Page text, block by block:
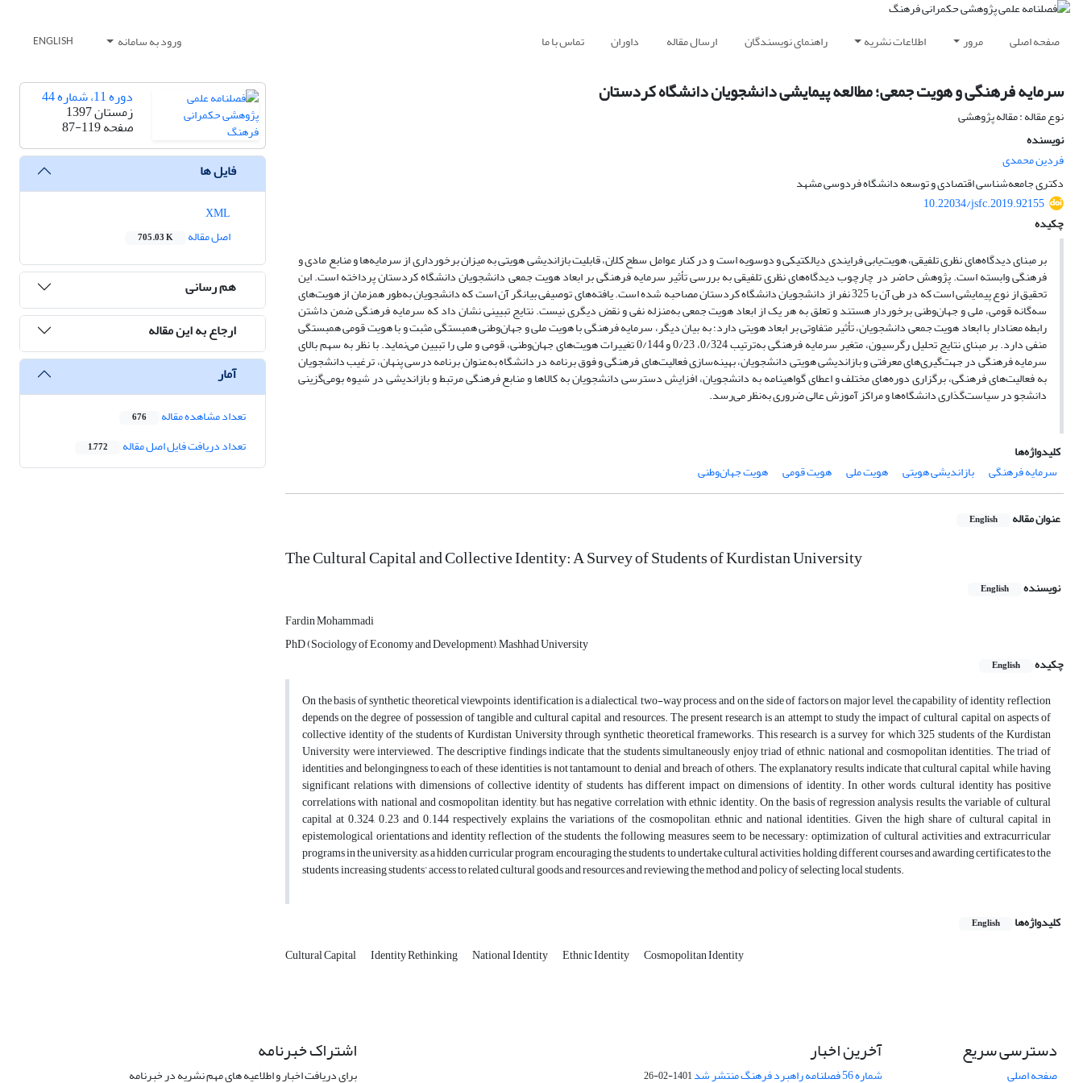
صفحه اصلی مرور اطلاعات نشریه راهنمای نویسندگان ارسال مقاله داوران تماس با ما ورود به سامانه ENGLISH
سرمایه فرهنگی و هویت جمعی؛ مطالعه پیمایشی دانشجویان دانشگاه کردستان
نوع مقاله : مقاله پژوهشی
نویسنده
فردین محمدی
دکتری جامعه‌شناسی اقتصادی و توسعه دانشگاه فردوسی مشهد
10.22034/jsfc.2019.92155
چکیده
بر مبنای دیدگاه‌های نظری تلفیقی، هویت‌یابی فرایندی دیالکتیکی و دوسویه است و در کنار عوامل سطح کلان، قابلیت بازاندیشی هویتی به میزان برخورداری از سرمایه‌ها و منابع مادی و
فرهنگی وابسته است. پژوهش حاضر در چارچوب دیدگاه‌های نظری تلفیقی به بررسی تأثیر سرمایه فرهنگی بر ابعاد هویت جمعی دانشجویان دانشگاه کردستان پرداخته است. این
تحقیق از نوع پیمایشی است که در طی آن با 325 نفر از دانشجویان دانشگاه کردستان مصاحبه شده است. یافته‌های توصیفی بیانگر آن است که دانشجویان به‌طور همزمان از هویت‌های
سه‌گانه قومی، ملی و جهان‌وطنی برخوردار هستند و تعلق به هر یک از ابعاد هویت جمعی به‌منزله نفی و نقض دیگری نیست. نتایج تبیینی نشان داد که سرمایه فرهنگی ضمن داشتن
رابطه معنادار با ابعاد هویت جمعی دانشجویان، تأثیر متفاوتی بر ابعاد هویتی دارد؛ به بیان دیگر، سرمایه فرهنگی با هویت ملی و جهان‌وطنی همبستگی مثبت و با هویت قومی همبستگی
منفی دارد. بر مبنای نتایج تحلیل رگرسیون، متغیر سرمایه فرهنگی به‌ترتیب 0/324، 0/23 و 0/144 تغییرات هویت‌های جهان‌وطنی، قومی و ملی را تبیین می‌نماید. با نظر به سهم بالای
سرمایه فرهنگی در جهت‌گیری‌های معرفتی و بازاندیشی هویتی دانشجویان، بهینه‌سازی فعالیت‌های فرهنگی و فوق برنامه در دانشگاه به‌عنوان برنامه درسی پنهان، ترغیب دانشجویان
به فعالیت‌های فرهنگی، برگزاری دوره‌های مختلف و اعطای گواهینامه به دانشجویان، افزایش دسترسی دانشجویان به کالا‌ها و منابع فرهنگی مرتبط و بازاندیشی در شیوه بومی‌گزینی
دانشجو در سیاست‌گذاری دانشگاه‌ها و مراکز آموزش عالی ضروری به‌نظر می‌رسد.
کلیدواژه‌ها
سرمایه فرهنگی
بازاندیشی هویتی هویت ملی هویت قومی هویت جهان‌وطنی
عنوان مقاله English
The Cultural Capital and Collective Identity: A Survey of Students of Kurdistan University
نویسنده English
Fardin Mohammadi
PhD (Sociology of Economy and Development), Mashhad University
چکیده
English
On the basis of synthetic theoretical viewpoints, identification is a dialectical, two-way process and on the side of factors on major level, the capability of identity reflection
depends on the degree of possession of tangible and cultural capital and resources. The present research is an attempt to study the impact of cultural capital on aspects of
collective identity of the students of Kurdistan University through synthetic theoretical frameworks. This research is a survey for which 325 students of the Kurdistan
University were interviewed. The descriptive findings indicate that the students simultaneously enjoy triad of ethnic, national and cosmopolitan identities. The triad of
identities and belongingness to each of these identities is not tantamount to denial and breach of others. The explanatory results indicate that cultural capital, while having
significant relations with dimensions of collective identity of students, has different impact on dimensions of identity. In other words, cultural identity has positive
correlations with national and cosmopolitan identity, but has negative correlation with ethnic identity. On the basis of regression analysis results, the variable of cultural
capital at 0.324, 0.23 and 0.144 respectively explains the variations of the cosmopolitan, ethnic and national identities. Given the high share of cultural capital in
epistemological orientations and identity reflection of the students, the following measures seem to be necessary: optimization of cultural activities and extracurricular
programs in the university, as a hidden curricular program, encouraging the students to undertake cultural activities, holding different courses and awarding certificates to the
students, increasing students’ access to related cultural goods and resources and reviewing the method and policy of selecting local students.
کلیدواژه‌ها English
Cultural Capital Identity Rethinking National Identity Ethnic Identity Cosmopolitan Identity
دوره 11، شماره 44
زمستان 1397
صفحه87-119
فایل ها
اصل مقاله
705.03 K
هم رسانی
ارجاع به این مقاله
آمار
تعداد مشاهده مقاله 676
تعداد دریافت فایل اصل مقاله 1,772
دسترسی سریع
صفحه اصلی
آخرین اخبار
شماره 56 فصلنامه راهبرد فرهنگ منتشر شد 1401-02-26
اشتراک خبرنامه
برای دریافت اخبار و اطلاعیه های مهم نشریه در خبرنامه